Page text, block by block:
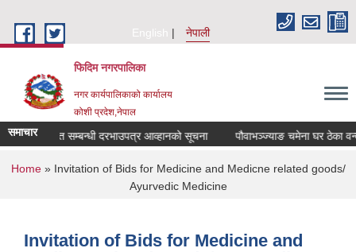
English
नेपाली
फिदिम नगरपालिका
नगर कार्यपालिकाको कार्यालय
कोशी प्रदेश,नेपाल
समाचार
वन्दोवस्त सम्बन्धी दरभाउपत्र आव्हानको सूचना पौवाभञ्ज्याङ चमेना घर ठेका
You are here
Home» Invitation of Bids for Medicine and Medicne related goods/
Ayurvedic Medicine
Invitation of Bids for Medicine and